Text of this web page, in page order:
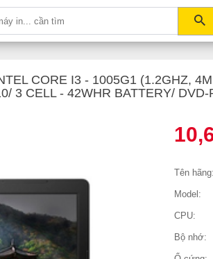
CORE I3 - 1005G1 (1.2GHZ,
3 CELL - 42WHR BATTERY/
Tên hãng:
Model:
CPU:
Bộ nhớ: